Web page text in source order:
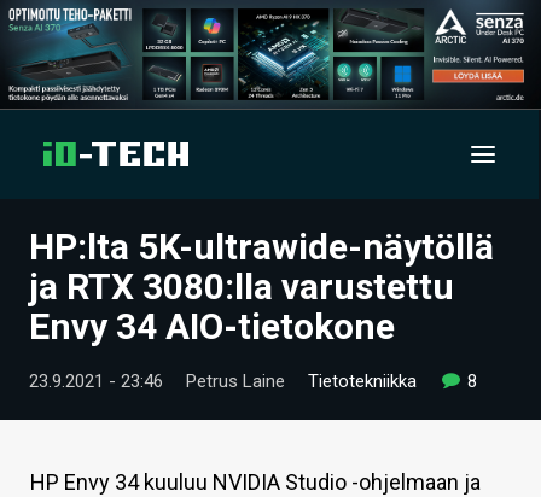
UUTISET
ARTIKKELIT
VIDEOT
TECHBBS
TIETOA
HP:lta 5K-ultrawide-näytöllä
ja RTX 3080:lla varustettu
Envy 34 AIO-tietokone
23.9.2021 - 23:46 Petrus Laine Tietotekniikka 8
HP Envy 34 kuuluu NVIDIA Studio -ohjelmaan ja